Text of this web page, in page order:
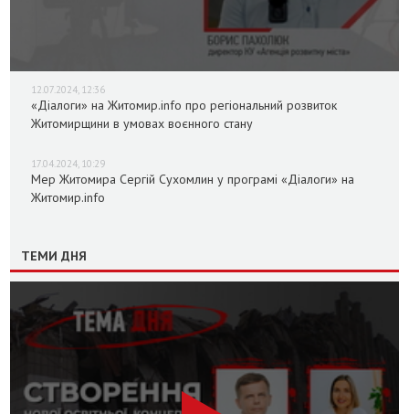
12.07.2024, 12:36
«Діалоги» на Житомир.info про регіональний розвиток
Житомирщини в умовах воєнного стану
17.04.2024, 10:29
Мер Житомира Сергій Сухомлин у програмі «Діалоги» на
Житомир.info
ТЕМИ ДНЯ